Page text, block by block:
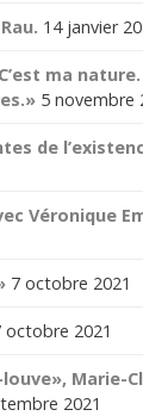
14 janvier
ma
5 novembre
de
Véronique
7 octobre 2021
octobre 2021
Marie-
2021